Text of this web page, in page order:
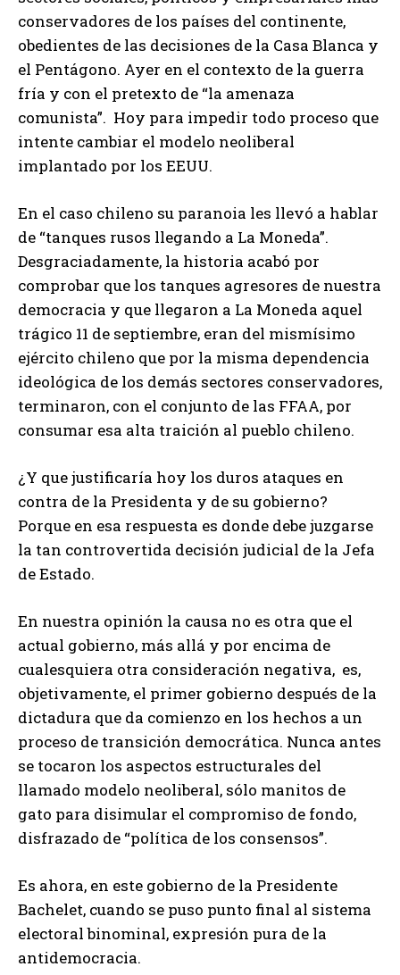
conservadores de los países del continente,
obedientes de las decisiones de la Casa Blanca y
el Pentágono. Ayer en el contexto de la guerra
fría y con el pretexto de “la amenaza
comunista”. Hoy para impedir todo proceso que
intente cambiar el modelo neoliberal
implantado por los EEUU.
En el caso chileno su paranoia les llevó a hablar
de “tanques rusos llegando a La Moneda”.
Desgraciadamente, la historia acabó por
comprobar que los tanques agresores de nuestra
democracia y que llegaron a La Moneda aquel
trágico 11 de septiembre, eran del mismísimo
ejército chileno que por la misma dependencia
ideológica de los demás sectores conservadores,
terminaron, con el conjunto de las FFAA, por
consumar esa alta traición al pueblo chileno.
¿Y que justificaría hoy los duros ataques en
contra de la Presidenta y de su gobierno?
Porque en esa respuesta es donde debe juzgarse
la tan controvertida decisión judicial de la Jefa
de Estado.
En nuestra opinión la causa no es otra que el
actual gobierno, más allá y por encima de
cualesquiera otra consideración negativa, es,
objetivamente, el primer gobierno después de la
dictadura que da comienzo en los hechos a un
proceso de transición democrática. Nunca antes
se tocaron los aspectos estructurales del
llamado modelo neoliberal, sólo manitos de
gato para disimular el compromiso de fondo,
disfrazado de “política de los consensos”.
Es ahora, en este gobierno de la Presidente
Bachelet, cuando se puso punto final al sistema
electoral binominal, expresión pura de la
antidemocracia.